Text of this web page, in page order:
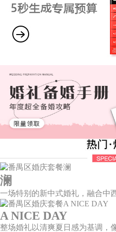
澜
A NICE DAY